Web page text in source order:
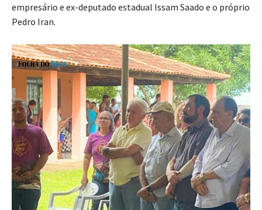
empresário e ex-deputado estadual Issam Saado e o próprio
Pedro Iran.